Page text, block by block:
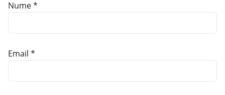
Nume*
Email *